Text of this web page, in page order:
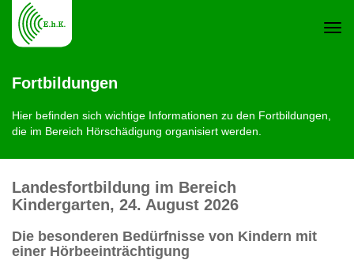
Fortbildungen
Hier befinden sich wichtige Informationen zu den Fortbildungen,
die im Bereich Hörschädigung organisiert werden.
Landesfortbildung im Bereich
Kindergarten, 24. August 2026
Die besonderen Bedürfnisse von Kindern mit
einer Hörbeeinträchtigung